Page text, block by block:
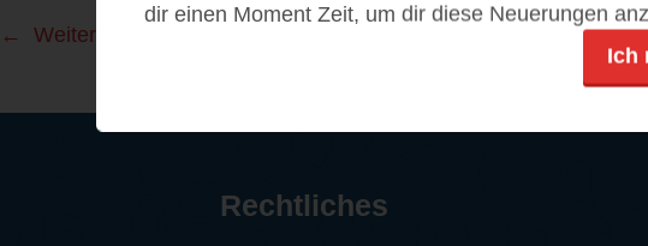
Weitere Leseeindrücke
dir einen Moment Zeit, um dir diese Neuerungen
Ich
Rechtliches